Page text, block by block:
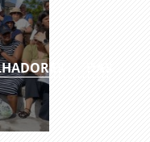
DAS